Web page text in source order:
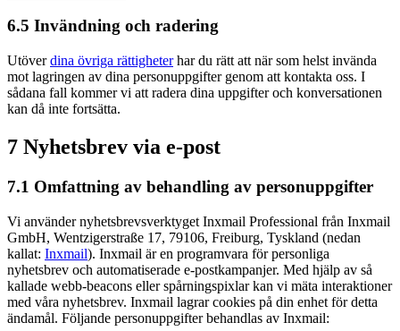
6.5 Invändning och radering
Utöverdina övriga rättigheterhar du rätt att när som helst invända
mot lagringen av dina personuppgifter genom att kontakta oss. I
sådana fall kommer vi att radera dina uppgifter och konversationen
kan då inte fortsätta.
7 Nyhetsbrev via e-post
7.1 Omfattning av behandling av personuppgifter
Vi använder nyhetsbrevsverktyget Inxmail Professional från Inxmail
GmbH, Wentzigerstraße 17, 79106, Freiburg, Tyskland (nedan
kallat: Inxmail). Inxmail är en programvara för personliga
nyhetsbrev och automatiserade e-postkampanjer. Med hjälp av så
kallade webb-beacons eller spårningspixlar kan vi mäta interaktioner
med våra nyhetsbrev. Inxmail lagrar cookies på din enhet för detta
ändamål. Följande personuppgifter behandlas av Inxmail: